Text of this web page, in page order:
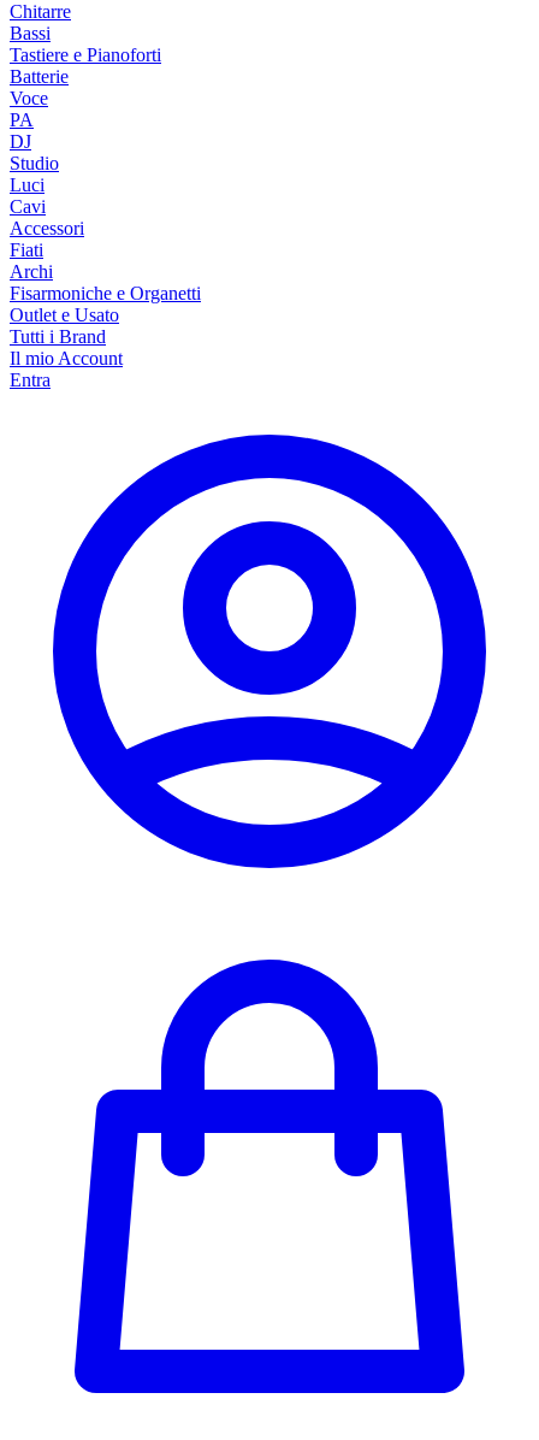
Chitarre
Bassi
Tastiere e Pianoforti
Batterie
Voce
PA
DJ
Studio
Luci
Cavi
Accessori
Fiati
Archi
Fisarmoniche e Organetti
Outlet e Usato
Tutti i Brand
Il mio Account
Entra